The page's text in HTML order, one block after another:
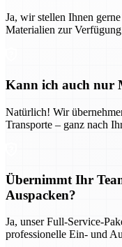
Ja, wir stellen Ihnen
Materialien zur
Kann ich auch nur
Natürlich! Wir
Transporte – ganz nach
Übernimmt Ihr
Auspacken?
Ja, unser Full-Service-
professionelle Ein- und